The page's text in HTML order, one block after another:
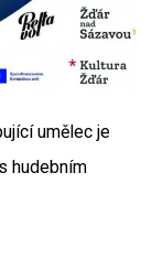
umělec je
hudebním